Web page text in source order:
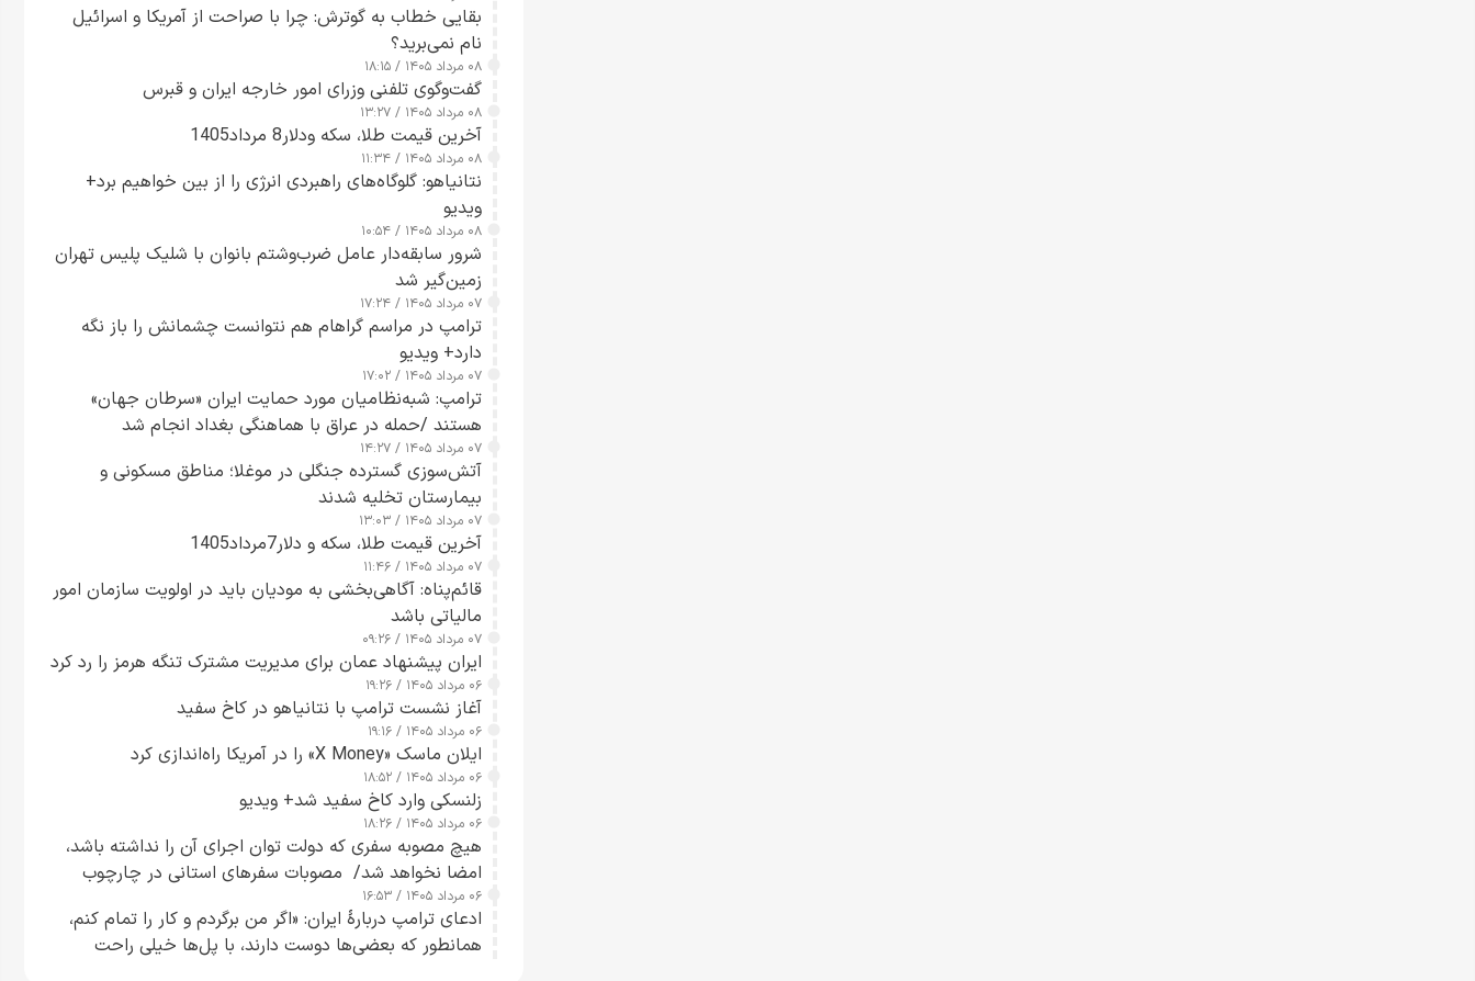
بقایی خطاب به گوترش: چرا با صراحت از آمریکا و اسرائیل
نام نمی‌برید؟
۰۸ مرداد ۱۴۰۵ / ۱۸:۱۵
گفت‌وگوی تلفنی وزرای امور خارجه ایران و قبرس
۰۸ مرداد ۱۴۰۵ / ۱۳:۲۷
آخرین قیمت طلا، سکه ودلار8 مرداد1405
۰۸ مرداد ۱۴۰۵ / ۱۱:۳۴
نتانیاهو: گلوگاه‌های راهبردی انرژی را از بین خواهیم برد+
ویدیو
۰۸ مرداد ۱۴۰۵ / ۱۰:۵۴
شرور سابقه‌دار عامل ضرب‌وشتم بانوان با شلیک پلیس تهران
زمین‌گیر شد
۰۷ مرداد ۱۴۰۵ / ۱۷:۲۴
ترامپ در مراسم گراهام هم نتوانست چشمانش را باز نگه
دارد+ ویدیو
۰۷ مرداد ۱۴۰۵ / ۱۷:۰۲
ترامپ: شبه‌نظامیان مورد حمایت ایران «سرطان جهان»
هستند /حمله در عراق با هماهنگی بغداد انجام شد
۰۷ مرداد ۱۴۰۵ / ۱۴:۲۷
آتش‌سوزی گسترده جنگلی در موغلا؛ مناطق مسکونی و
بیمارستان تخلیه شدند
۰۷ مرداد ۱۴۰۵ / ۱۳:۰۳
آخرین قیمت طلا، سکه و دلار7مرداد1405
۰۷ مرداد ۱۴۰۵ / ۱۱:۴۶
قائم‌پناه: آگاهی‌بخشی به مودیان باید در اولویت سازمان امور
مالیاتی باشد
۰۷ مرداد ۱۴۰۵ / ۰۹:۲۶
ایران پیشنهاد عمان برای مدیریت مشترک تنگه هرمز را رد کرد
۰۶ مرداد ۱۴۰۵ / ۱۹:۲۶
آغاز نشست ترامپ با نتانیاهو در کاخ سفید
۰۶ مرداد ۱۴۰۵ / ۱۹:۱۶
ایلان ماسک «X Money» را در آمریکا راه‌اندازی کرد
۰۶ مرداد ۱۴۰۵ / ۱۸:۵۲
زلنسکی وارد کاخ سفید شد+ ویدیو
۰۶ مرداد ۱۴۰۵ / ۱۸:۲۶
هیچ مصوبه سفری که دولت توان اجرای آن را نداشته باشد،
امضا نخواهد شد/ مصوبات سفرهای استانی در چارچوب
قانون بودجه است+ عکس
۰۶ مرداد ۱۴۰۵ / ۱۶:۵۳
ادعای ترامپ دربارهٔ ایران: «اگر من برگردم و کار را تمام کنم،
همانطور که بعضی‌ها دوست دارند، با پل‌ها خیلی راحت